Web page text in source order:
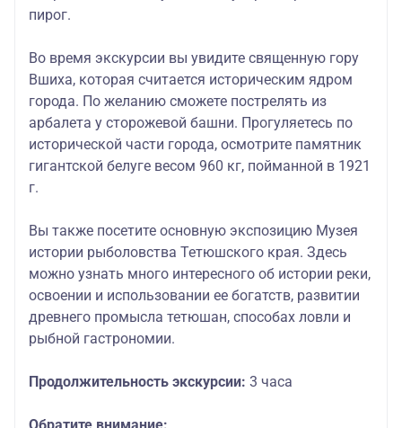
пирог.
Во время экскурсии вы увидите священную гору
Вшиха, которая считается историческим ядром
города. По желанию сможете пострелять из
арбалета у сторожевой башни. Прогуляетесь по
исторической части города, осмотрите памятник
гигантской белуге весом 960 кг, пойманной в 1921
г.
Вы также посетите основную экспозицию Музея
истории рыболовства Тетюшского края. Здесь
можно узнать много интересного об истории реки,
освоении и использовании ее богатств, развитии
древнего промысла тетюшан, способах ловли и
рыбной гастрономии.
Продолжительность экскурсии: 3 часа